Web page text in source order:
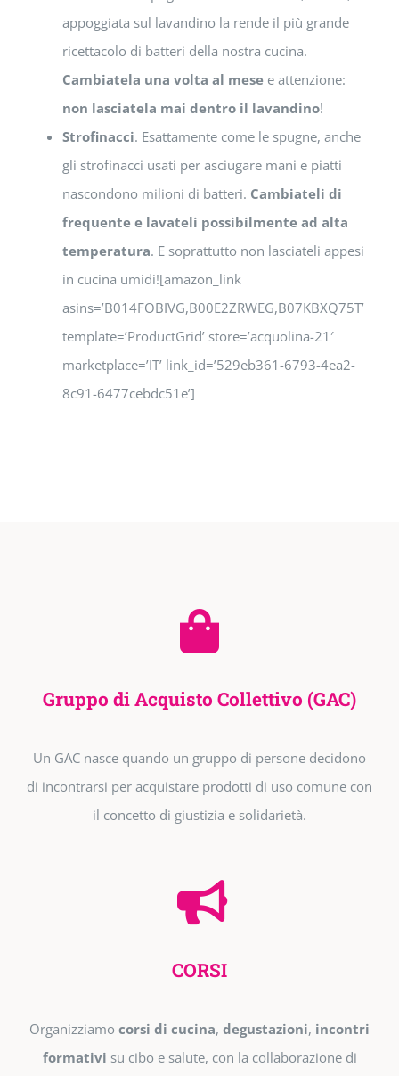
appoggiata sul lavandino la rende il più grande
ricettacolo di batteri della nostra cucina.
Cambiatela una volta al mesee attenzione:
non lasciatela mai dentro il lavandino!
Strofinacci. Esattamente come le spugne, anche
gli strofinacci usati per asciugare mani e piatti
nascondono milioni di batteri. Cambiateli di
frequente e lavateli possibilmente ad alta
temperatura. E soprattutto non lasciateli appesi
in cucina umidi![amazon_link
asins=’B014FOBIVG,B00E2ZRWEG,B07KBXQ75T’
template=’ProductGrid’ store=’acquolina-21′
marketplace=’IT’ link_id=’529eb361-6793-4ea2-
8c91-6477cebdc51e’]
Gruppo di Acquisto Collettivo (GAC)
Un GAC nasce quando un gruppo di persone decidono
di incontrarsi per acquistare prodotti di uso comune con
il concetto di giustizia e solidarietà.
CORSI
Organizziamo corsi di cucina, degustazioni, incontri
formativi su cibo e salute, con la collaborazione di